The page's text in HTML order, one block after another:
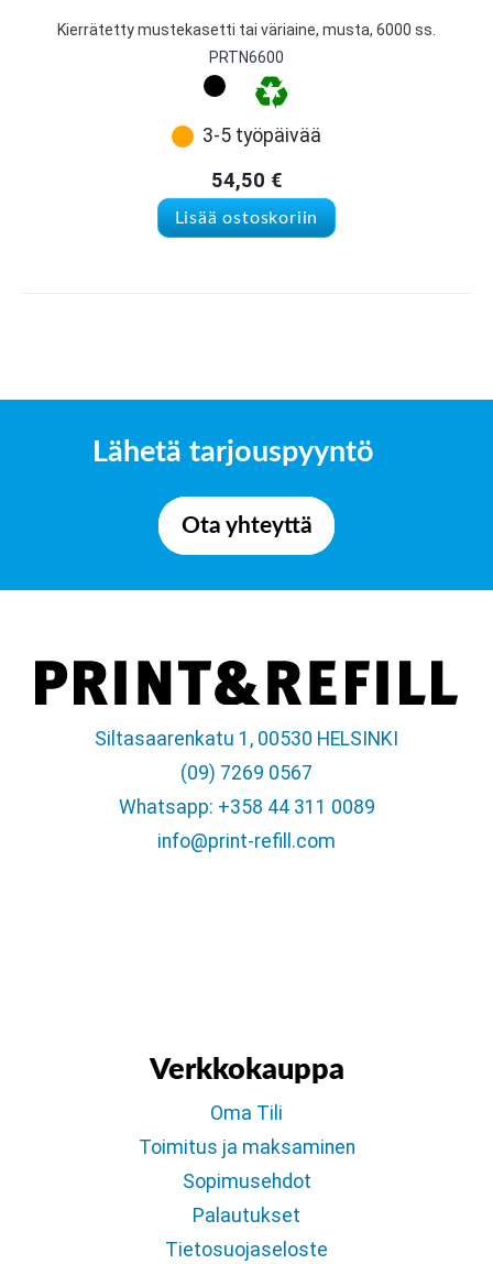
Kierrätetty mustekasetti tai väriaine, musta, 6000 ss.
PRTN6600
3-5 työpäivää
54,50 €
Lisää ostoskoriin
Lähetä tarjouspyyntö
Ota yhteyttä
Siltasaarenkatu 1, 00530 HELSINKI
(09) 7269 0567
Whatsapp: +358 44 311 0089
info@print-refill.com
Verkkokauppa
Oma Tili
Toimitus ja maksaminen
Sopimusehdot
Palautukset
Tietosuojaseloste